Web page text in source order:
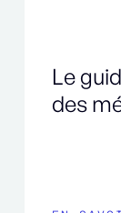
Le
des